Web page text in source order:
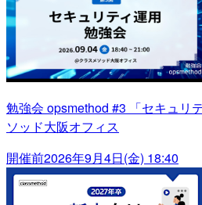
勉強会 opsmethod #3 「セキュリ
ソッド大阪オフィス
開催前2026年9月4日(金) 18:40